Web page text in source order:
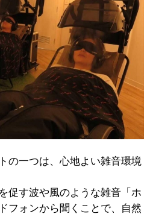
の一つは、心地よい雑音環境
促す波や風のような雑音「ホ
フォンから聞くことで、自然